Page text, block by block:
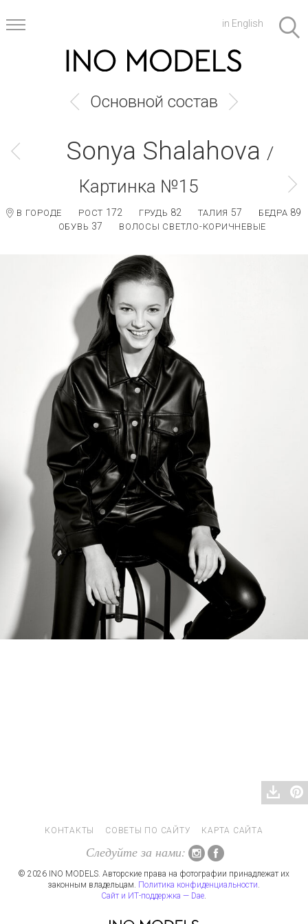
in English
Основной состав
Sonya Shalahova /
Картинка №15
В ГОРОДЕ РОСТ 172 ГРУДЬ 82 ТАЛИЯ 57 БЕДРА 89
ОБУВЬ 37 ВОЛОСЫ СВЕТЛО-КОРИЧНЕВЫЕ
КОНТАКТЫ СОВЕТЫ ПО САЙТУ КАРТА САЙТА
Следуйте за нами:
© 2026 INO MODELS. Авторские права на фотографии принадлежат их
законным владельцам. Политика конфиденциальности.
Сайт и ИТ-поддержка — Dae.